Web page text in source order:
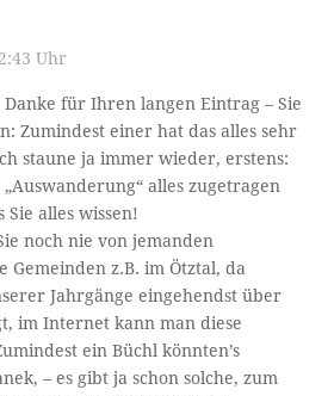
Uhr
für Ihren langen Eintrag – Sie
Zumindest einer hat das alles sehr
staune ja immer wieder, erstens:
alles zugetragen
alles wissen!
noch nie von jemanden
Gemeinden z.B. im Ötztal, da
Jahrgänge eingehendst über
im Internet kann man diese
ein Büchl könnten’s
– es gibt ja schon solche, zum